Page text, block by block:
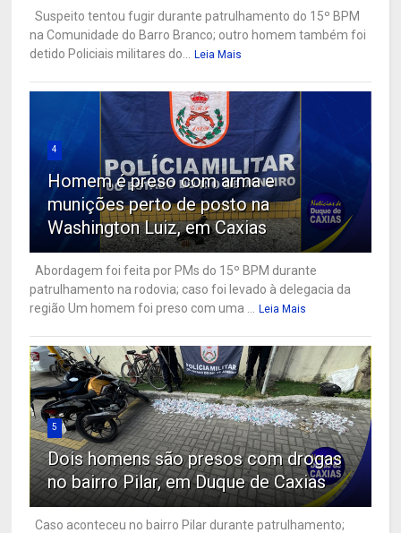
Suspeito tentou fugir durante patrulhamento do 15º BPM
na Comunidade do Barro Branco; outro homem também foi
detido Policiais militares do...
Leia Mais
4
Homem é preso com arma e
munições perto de posto na
Washington Luiz, em Caxias
Abordagem foi feita por PMs do 15º BPM durante
patrulhamento na rodovia; caso foi levado à delegacia da
região Um homem foi preso com uma ...
Leia Mais
5
Dois homens são presos com drogas
no bairro Pilar, em Duque de Caxias
Caso aconteceu no bairro Pilar durante patrulhamento;